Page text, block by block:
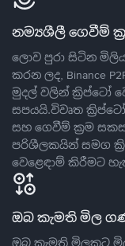
නම්‍යශීලී ගෙවීම්
ලොව පුරා සිටින
කරන ලද, Binance
මුදල් වලින් ක්‍රිප්ටෝ
සපයයි.විවෘත
සහ ගෙවීම් ක්‍රම
පරිශීලකයින් සමග
වෙළෙඳාම් කිරීමට
ඔබ කැමති මිල
ඔබ කැමති මිලකට